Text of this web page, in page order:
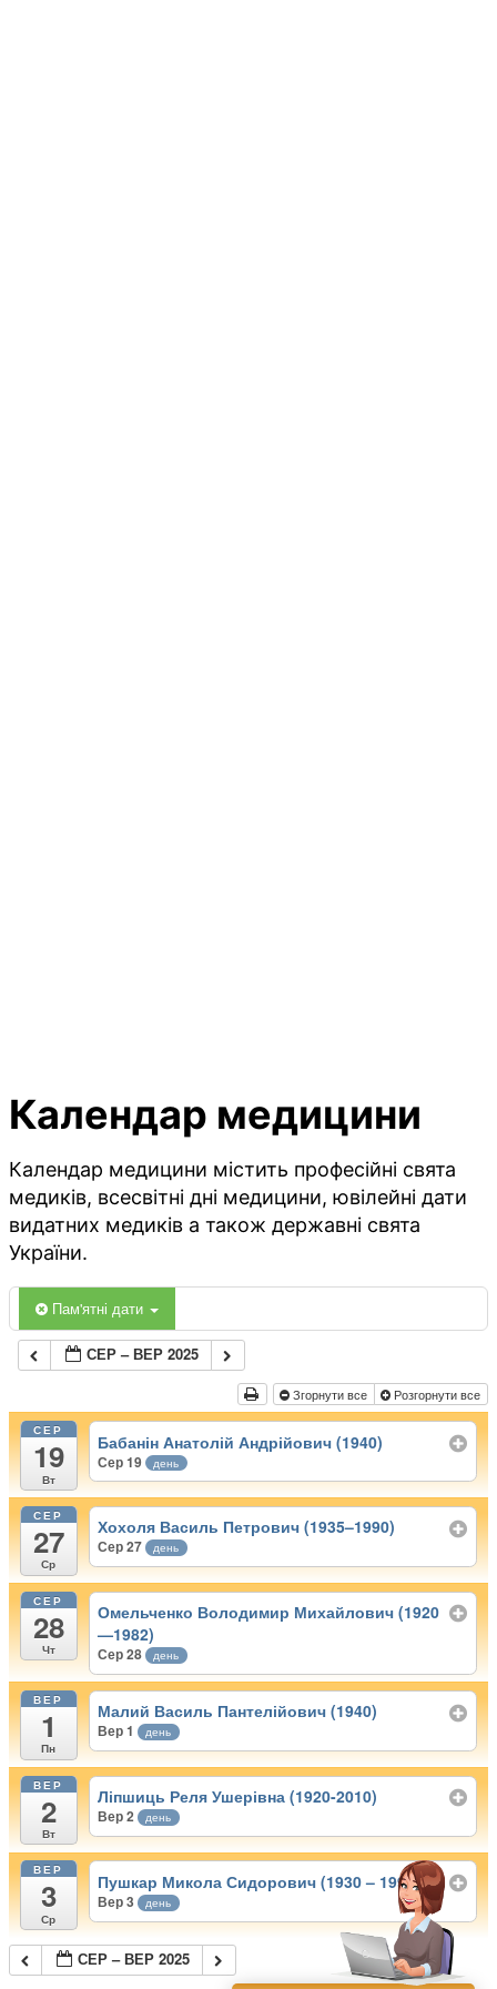
Календар медицини
Календар медицини містить професійні свята
медиків, всесвітні дні медицини, ювілейні дати
видатних медиків а також державні свята
України.
Пам'ятні дати
СЕР – ВЕР 2025
Згорнути все Розгорнути все
СЕР
19
Вт
Бабанін Анатолій Андрійович (1940)
Сер 19 день
СЕР
27
Ср
Хохоля Василь Петрович (1935–1990)
Сер 27 день
СЕР
28
Чт
Омельченко Володимир Михайлович (1920
—1982)
Сер 28 день
ВЕР
1
Пн
Малий Василь Пантелійович (1940)
Вер 1 день
ВЕР
2
Вт
Ліпшиць Реля Ушерівна (1920-2010)
Вер 2 день
ВЕР
3
Ср
Пушкар Микола Сидорович (1930 – 1995)
Вер 3 день
СЕР – ВЕР 2025